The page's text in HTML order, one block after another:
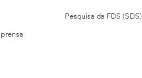
Pesquisa da FDS (SDS)